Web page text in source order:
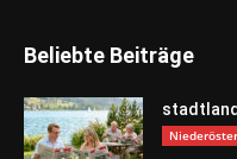
Beliebte Beiträge